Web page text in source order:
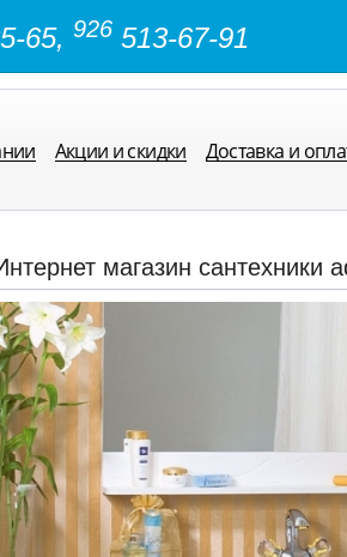
65, 926 513-67-91
Акции и скидки Доставка и
магазин сантехники